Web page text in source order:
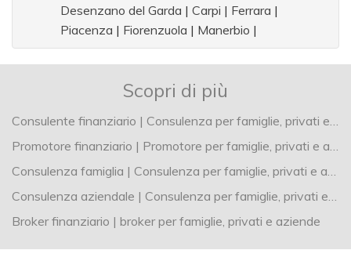
Desenzano del Garda | Carpi | Ferrara |
Piacenza | Fiorenzuola | Manerbio |
Scopri di più
Broker finanziario | broker per famiglie, privati e aziende